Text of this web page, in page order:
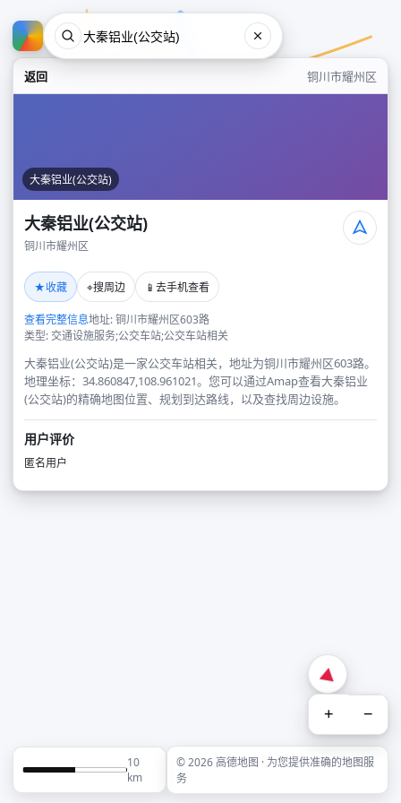
返回 铜川市耀州区
大秦铝业(公交站)
大秦铝业(公交站)
铜川市耀州区
★收藏 ⌖搜周边 📱 去手机查看
查看完整信息地址: 铜川市耀州区603路
类型: 交通设施服务;公交车站;公交车站相关
大秦铝业(公交站)是一家公交车站相关，地址为铜川市耀州区603路。
地理坐标：34.860847,108.961021。您可以通过Amap查看大秦铝业
(公交站)的精确地图位置、规划到达路线，以及查找周边设施。
用户评价
匿名用户
+ −
10
km
© 2026 高德地图 · 为您提供准确的地图服
务